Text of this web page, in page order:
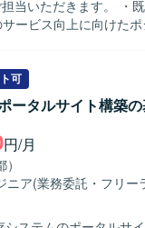
方を求めています。バ
ニケーションを大切に
グラミングなどの開発
を歓迎します。AIツ
にチャレンジできる方
車計画・配車管理とい
れます。バックエンド
一貫して関与できるた
てのスキルを高めるこ
当いただきます。 ・
ービス向上に向けた
方を募集しております
ーバーサイド開発もお
言語：PHP、GoLang
（Amazon RDS
・フルリモ
自身のリラックスでき
・現在参画中メンバー
やすい現場との話を伺
可
ータルサイト構築
円/月
ニア(業務委託・フリー